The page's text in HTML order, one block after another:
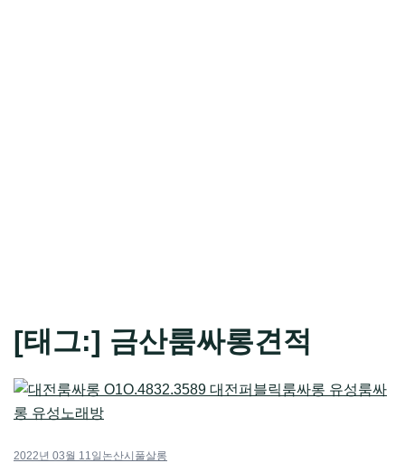
[태그:] 금산룸싸롱견적
2022년 03월 11일 논산시풀살롱